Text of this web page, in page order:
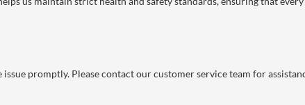
promptly. Please contact our customer service team for